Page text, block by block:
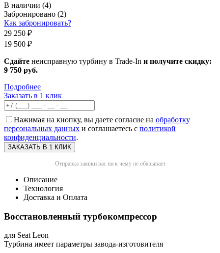
В наличии (4)
Забронировано (2)
Как забронировать?
29 250 ₽
19 500 ₽
Сдайте неисправную турбину в Trade-In и получите скидку:
9 750 руб.
Подробнее
Заказать в 1 клик
Нажимая на кнопку, вы даете согласие на обработку
персональных данных и соглашаетесь с политикой
конфиденциальности.
Отправка заявки вас ни к чему не обязывает
Описание
Технология
Доставка и Оплата
Восстановленный турбокомпрессор
для Seat Leon
Турбина имеет параметры завода-изготовителя